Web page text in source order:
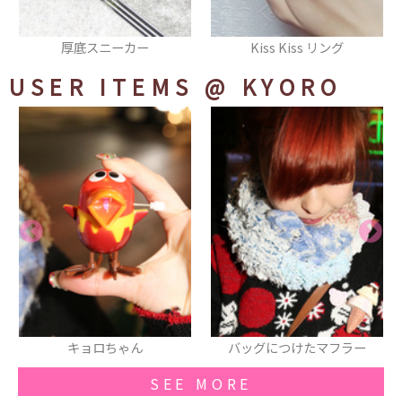
Kiss Kiss リング トウガラシトートバ
USER ITEMS @ KYORO
バッグにつけたマフラー コルセッ
SEE MORE